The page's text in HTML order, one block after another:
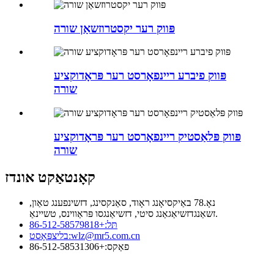
פּווק רער יקסטרוזשאַן שורה
פּווק פיברע ריינפאָרסט רער פּראָדוקציע
שורה
פּווק פּלאַסטיק ריינפאָרסט רער פּראָדוקציע
שורה
קאָנטאַקט אונדז
נאָ.78 באַיקסיאָנג ראָוד, סאַנקסינג, דזשינפענג טאַון,
זשאַנגדזשיאַגאַנג סיטי, דזשיאַנגסו פּראַווינס, טשיינאַ.
תּל:+86-512-58579818
בליצפּאָסט:wlz@mr5.com.cn
פאַקס:+86-512-58531306